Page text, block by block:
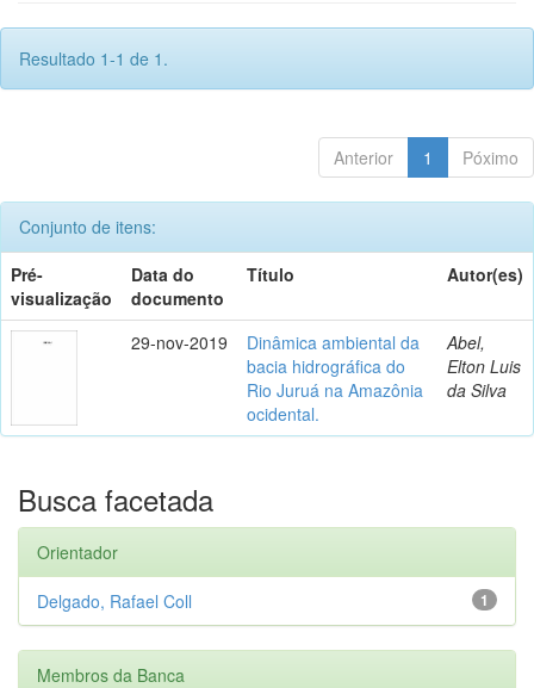
Resultado 1-1 de 1.
Anterior 1 Póximo
Conjunto de itens:
Pré-
visualização
Data do
documento
Título Autor(es)
29-nov-2019
Dinâmica ambiental da
bacia hidrográfica do
Rio Juruá na Amazônia
ocidental.
Abel,
Elton Luis
da Silva
Busca facetada
Orientador
1
Delgado, Rafael Coll
Membros da Banca